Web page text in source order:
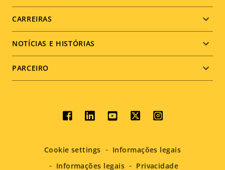
CARREIRAS
NOTÍCIAS E HISTÓRIAS
PARCEIRO
Social
menu
Cookie settings
Informações legais
Informações legais
Privacidade